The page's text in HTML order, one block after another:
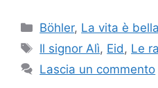
Böhler, La vita è bella
Il signor Alì, Eid, Le
Lascia un commento